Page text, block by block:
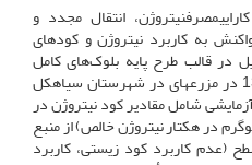
انتقال مجدد و
به کاربرد نیتروژن و کودهای
در قالب طرح پایه بلوک‌های کامل
تصادفی با سه تکرار در سال 1393 در مزرعه­ای در شهرستان سیاهکل
شامل مقادیر کود نیتروژن در
(صفر، 60، 90 و 120 کیلوگرم در هکتار نیتروژن خالص) از منبع
(عدم کاربرد کود زیستی، کاربرد